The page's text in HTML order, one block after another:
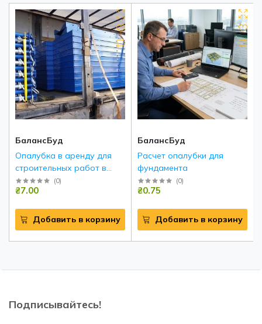
БалансБуд
Опалубка в аренду для
строительных работ в
Ирпене
(0)
₴7.00
Добавить в корзину
БалансБуд
Расчет опалубки для
фундамента
(0)
₴0.75
Добавить в корзину
Подписывайтесь!